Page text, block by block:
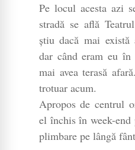
Pe locul acesta azi
stradă se află
știu dacă mai există
dar când eram eu
mai avea terasă
trotuar acum.
Apropos de centrul
el închis în week-
plimbare pe lângă